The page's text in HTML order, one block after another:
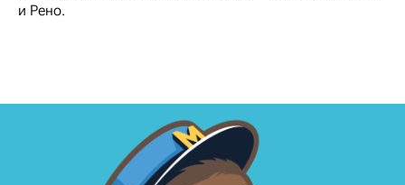
и Рено.